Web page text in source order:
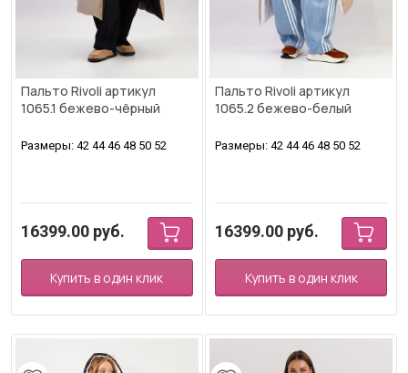
Пальто Rivoli артикул
1065.1 бежево-чёрный
Размеры: 42 44 46 48 50 52
16399.00 руб.
Купить в один клик
Пальто Rivoli артикул
1065.2 бежево-белый
Размеры: 42 44 46 48 50 52
16399.00 руб.
Купить в один клик